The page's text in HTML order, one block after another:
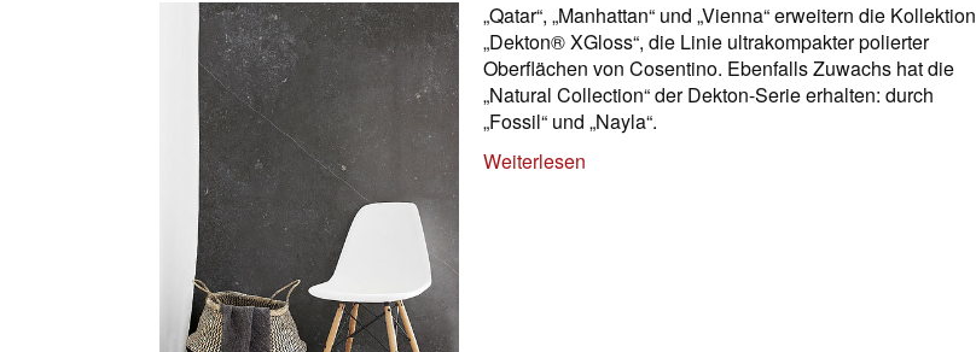
„Qatar“, „Manhattan“ und „Vienna“ erweitern die Kollektion
„Dekton® XGloss“, die Linie ultrakompakter polierter
Oberflächen von Cosentino. Ebenfalls Zuwachs hat die
„Natural Collection“ der Dekton-Serie erhalten: durch
„Fossil“ und „Nayla“.
Weiterlesen